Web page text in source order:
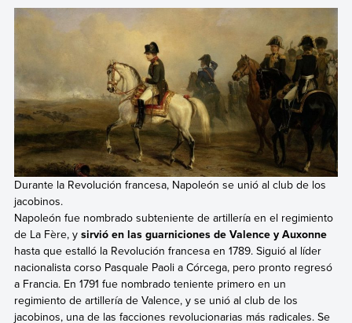
Durante la Revolución francesa, Napoleón se unió al club de los
jacobinos.
Napoleón fue nombrado subteniente de artillería en el regimiento
de La Fère, y sirvió en las guarniciones de Valence y Auxonne
hasta que estalló la Revolución francesa en 1789. Siguió al líder
nacionalista corso Pasquale Paoli a Córcega, pero pronto regresó
a Francia. En 1791 fue nombrado teniente primero en un
regimiento de artillería de Valence, y se unió al club de los
jacobinos, una de las facciones revolucionarias más radicales. Se